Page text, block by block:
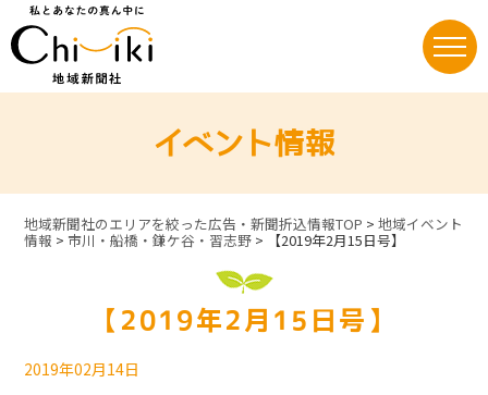
イベント情報
地域新聞社のエリアを絞った広告・新聞折込情報TOP >地域イベント
情報 > 市川・船橋・鎌ケ谷・習志野 > 【2019年2月15日号】
【2019年2月15日号】
2019年02月14日